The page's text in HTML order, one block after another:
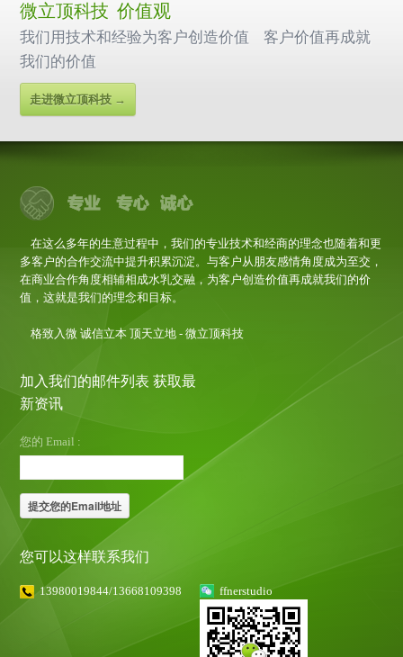
微立顶科技 价值观
我们用技术和经验为客户创造价值 客户价值再成就
我们的价值
走进微立顶科技 →
在这么多年的生意过程中，我们的专业技术和经商的理念也随着和更
多客户的合作交流中提升积累沉淀。与客户从朋友感情角度成为至交，
在商业合作角度相辅相成水乳交融，为客户创造价值再成就我们的价
值，这就是我们的理念和目标。
格致入微 诚信立本 顶天立地 - 微立顶科技
加入我们的邮件列表 获取最
新资讯
您的 Email :
您可以这样联系我们
13980019844/13668109398 ffnerstudio